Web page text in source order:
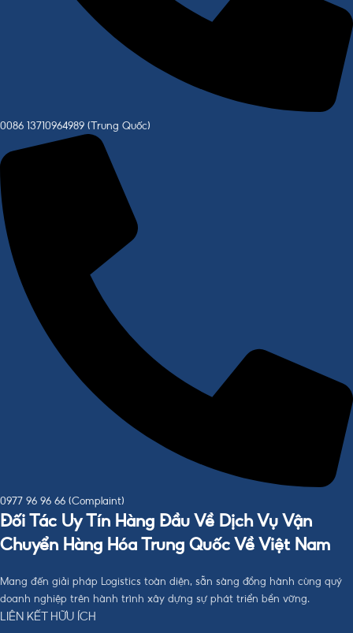
0086 13710964989 (Trung Quốc)
0977 96 96 66 (Complaint)
Đối Tác Uy Tín Hàng Đầu Về Dịch Vụ Vận
Chuyển Hàng Hóa Trung Quốc Về Việt Nam
Mang đến giải pháp Logistics toàn diện, sẵn sàng đồng hành cùng quý
doanh nghiệp trên hành trình xây dựng sự phát triển bền vững.
LIÊN KẾT HỮU ÍCH